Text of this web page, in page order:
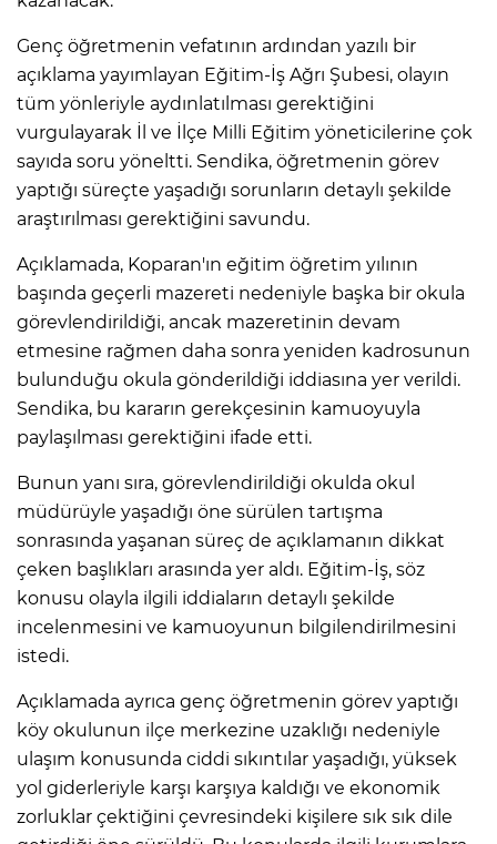
Genç öğretmenin vefatının ardından yazılı bir
açıklama yayımlayan Eğitim-İş Ağrı Şubesi, olayın
tüm yönleriyle aydınlatılması gerektiğini
vurgulayarak İl ve İlçe Milli Eğitim yöneticilerine çok
sayıda soru yöneltti. Sendika, öğretmenin görev
yaptığı süreçte yaşadığı sorunların detaylı şekilde
araştırılması gerektiğini savundu.
Açıklamada, Koparan'ın eğitim öğretim yılının
başında geçerli mazereti nedeniyle başka bir okula
görevlendirildiği, ancak mazeretinin devam
etmesine rağmen daha sonra yeniden kadrosunun
bulunduğu okula gönderildiği iddiasına yer verildi.
Sendika, bu kararın gerekçesinin kamuoyuyla
paylaşılması gerektiğini ifade etti.
Bunun yanı sıra, görevlendirildiği okulda okul
müdürüyle yaşadığı öne sürülen tartışma
sonrasında yaşanan süreç de açıklamanın dikkat
çeken başlıkları arasında yer aldı. Eğitim-İş, söz
konusu olayla ilgili iddiaların detaylı şekilde
incelenmesini ve kamuoyunun bilgilendirilmesini
istedi.
Açıklamada ayrıca genç öğretmenin görev yaptığı
köy okulunun ilçe merkezine uzaklığı nedeniyle
ulaşım konusunda ciddi sıkıntılar yaşadığı, yüksek
yol giderleriyle karşı karşıya kaldığı ve ekonomik
zorluklar çektiğini çevresindeki kişilere sık sık dile